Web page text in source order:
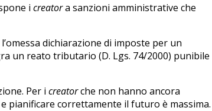
i creatora sanzioni amministrative che
dichiarazione di imposte per un
un reato tributario (D. Lgs. 74/2000) punibile
Per i creatorche non hanno ancora
pianificare correttamente il futuro è massima.